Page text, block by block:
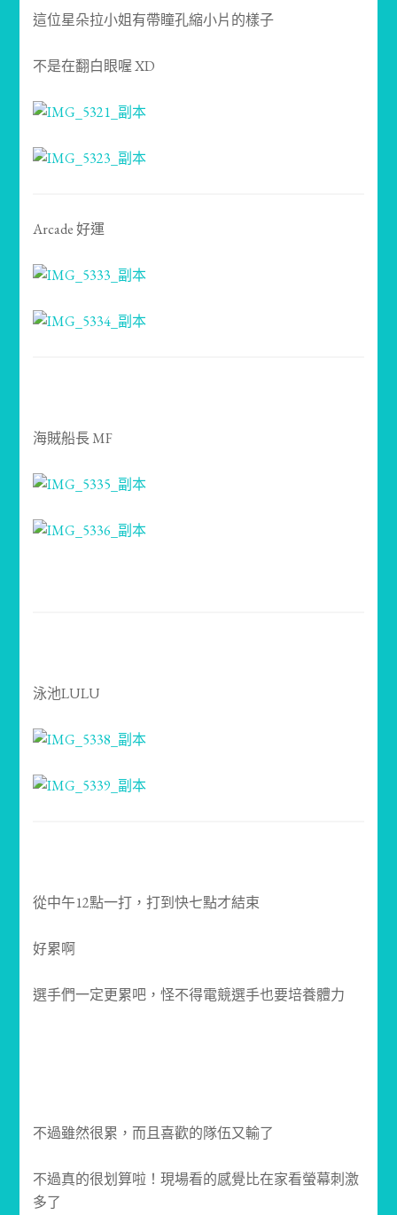
這位星朵拉小姐有帶瞳孔縮小片的樣子
不是在翻白眼喔 XD
Arcade 好運
海賊船長 MF
泳池LULU
從中午12點一打，打到快七點才結束
好累啊
選手們一定更累吧，怪不得電競選手也要培養體力
不過雖然很累，而且喜歡的隊伍又輸了
不過真的很划算啦！現場看的感覺比在家看螢幕刺激
多了